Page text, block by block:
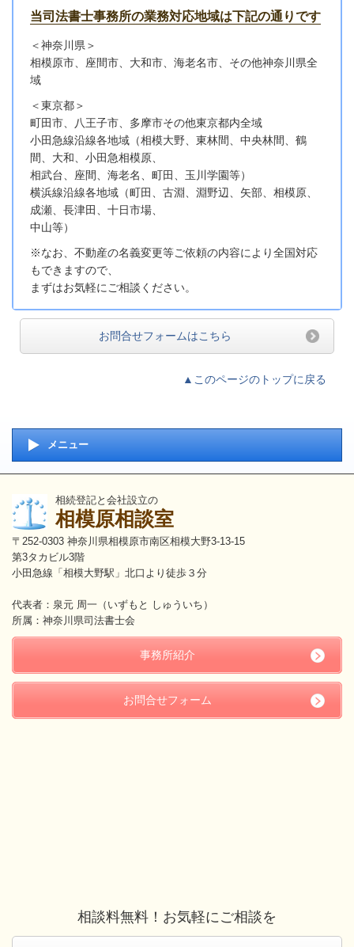
当司法書士事務所の業務対応地域は下記の通りです
＜神奈川県＞
相模原市、座間市、大和市、海老名市、その他神奈川県全
域
＜東京都＞
町田市、八王子市、多摩市その他東京都内全域
小田急線沿線各地域 （相模大野、東林間、中央林間、鶴
間、大和、小田急相模原、
相武台、座間、海老名、町田、玉川学園等）
横浜線沿線各地域（町田、古淵、淵野辺、矢部、相模原、
成瀬、長津田、十日市場、
中山等）
※なお、不動産の名義変更等ご依頼の内容により全国対応
もできますので、
まずはお気軽にご相談ください。
お問合せフォームはこちら
▲このページのトップに戻る
メニュー
相続登記と会社設立の
相模原相談室
〒252-0303 神奈川県相模原市南区相模大野3-13-15
第3タカビル3階
小田急線「相模大野駅」北口より徒歩３分
代表者：泉元 周一（いずもと しゅういち）
所属：神奈川県司法書士会
事務所紹介
お問合せフォーム
相談料無料！お気軽にご相談を